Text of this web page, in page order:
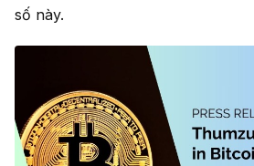
số này.